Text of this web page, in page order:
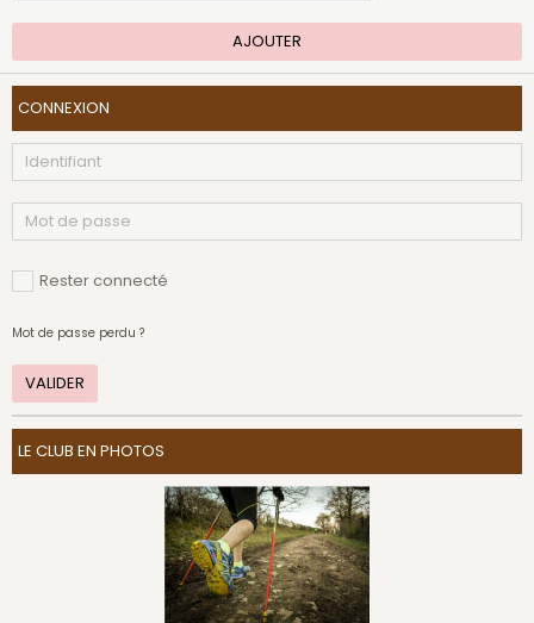
AJOUTER
CONNEXION
Rester connecté
Mot de passe perdu ?
VALIDER
LE CLUB EN PHOTOS